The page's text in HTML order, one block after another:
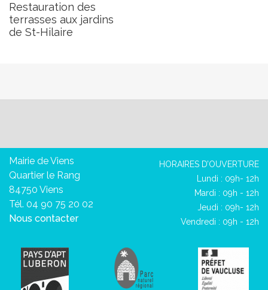
Restauration des
terrasses aux jardins
de St-Hilaire
Mairie de Viens
Quartier le Rang
84750 Viens
Tél. 04 90 75 20 02
Nous contacter
HORAIRES D’OUVERTURE
Lundi : 09h- 12h
Mardi : 09h - 12h
Jeudi : 09h- 12h
Vendredi : 09h - 12h